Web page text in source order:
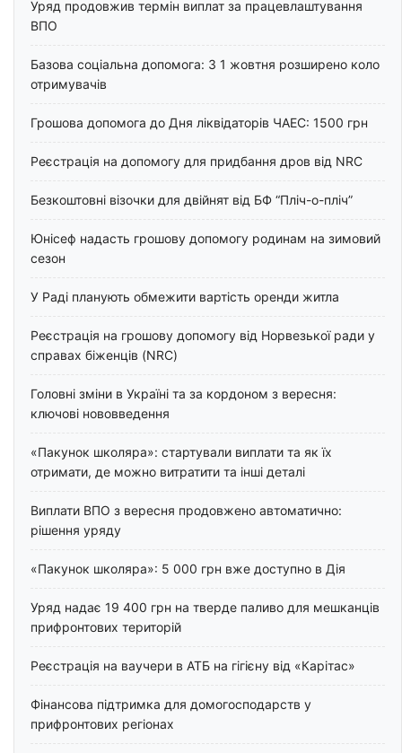
Уряд продовжив термін виплат за працевлаштування
ВПО
Базова соціальна допомога: З 1 жовтня розширено коло
отримувачів
Грошова допомога до Дня ліквідаторів ЧАЕС: 1500 грн
Реєстрація на допомогу для придбання дров від NRC
Безкоштовні візочки для двійнят від БФ “Пліч-о-пліч”
Юнісеф надасть грошову допомогу родинам на зимовий
сезон
У Раді планують обмежити вартість оренди житла
Реєстрація на грошову допомогу від Норвезької ради у
справах біженців (NRC)
Головні зміни в Україні та за кордоном з вересня:
ключові нововведення
«Пакунок школяра»: стартували виплати та як їх
отримати, де можно витратити та інші деталі
Виплати ВПО з вересня продовжено автоматично:
рішення уряду
«Пакунок школяра»: 5 000 грн вже доступно в Дія
Уряд надає 19 400 грн на тверде паливо для мешканців
прифронтових територій
Реєстрація на ваучери в АТБ на гігієну від «Карітас»
Фінансова підтримка для домогосподарств у
прифронтових регіонах